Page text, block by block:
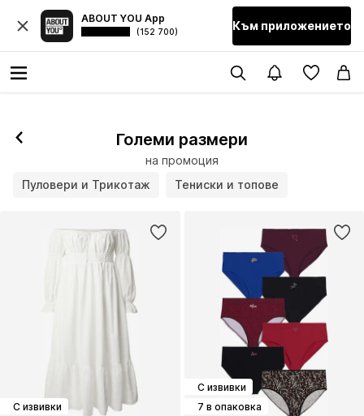
ABOUT YOU App
(152 700) Към приложението
Големи размери
на промоция
Пуловери и Трикотаж
Тениски и топове
С извивки
С извивки
7 в опаковка